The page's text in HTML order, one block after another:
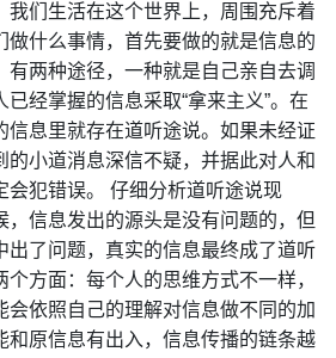
我们生活在这个世界上，周围充斥着
做什么事情，首先要做的就是信息的
有两种途径，一种就是自己亲自去调
经掌握的信息采取“拿来主义”。在
信息里就存在道听途说。如果未经证
的小道消息深信不疑，并据此对人和
会犯错误。 仔细分析道听途说现
，信息发出的源头是没有问题的，但
出了问题，真实的信息最终成了道听
方面：每个人的思维方式不一样，
会依照自己的理解对信息做不同的加
和原信息有出入，信息传播的链条越